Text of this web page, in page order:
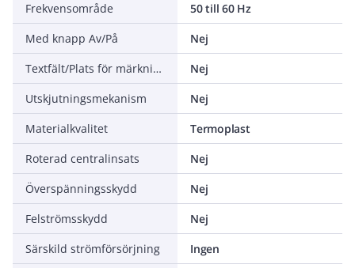
Frekvensområde
50 till 60 Hz
Med knapp Av/På
Nej
Textfält/Plats för märkning
Nej
Utskjutningsmekanism
Nej
Materialkvalitet
Termoplast
Roterad centralinsats
Nej
Överspänningsskydd
Nej
Felströmsskydd
Nej
Särskild strömförsörjning
Ingen